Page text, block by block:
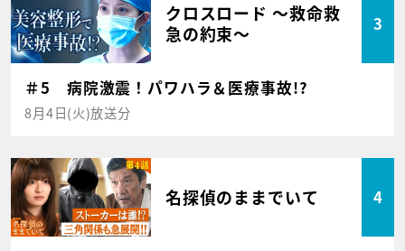
クロスロード ～救命救
急の約束～
3
＃5 病院激震！パワハラ＆医療事故!?
8月4日(火)放送分
名探偵のままでいて 4